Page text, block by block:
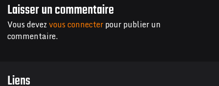
Laisser un commentaire
Vous devezvous connecterpour publier un
commentaire.
Liens